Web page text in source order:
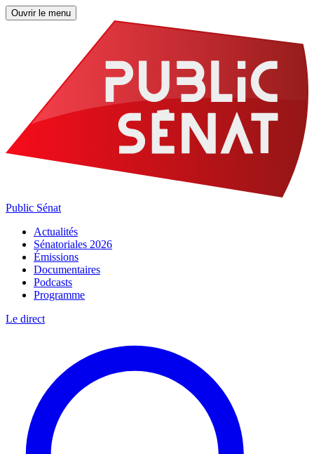
Ouvrir le menu
Public Sénat
Actualités
Sénatoriales 2026
Émissions
Documentaires
Podcasts
Programme
Le direct